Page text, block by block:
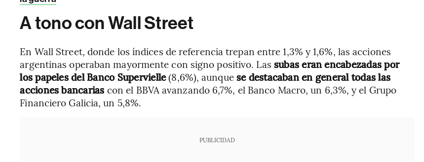
A tono con Wall Street
En Wall Street, donde los índices de referencia trepan entre 1,3% y 1,6%, las acciones
argentinas operaban mayormente con signo positivo. Las subas eran encabezadas por
los papeles del Banco Supervielle(8,6%), aunque se destacaban en general todas las
acciones bancarias con el BBVA avanzando 6,7%, el Banco Macro, un 6,3%, y el Grupo
Financiero Galicia, un 5,8%.
PUBLICIDAD